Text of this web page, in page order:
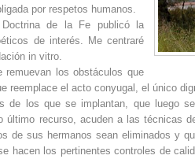
por respetos humanos.
Doctrina de la Fe publicó la
de interés. Me centraré
in vitro.
remuevan los obstáculos que
reemplace el acto conyugal, el único
los que se implantan, que luego
último recurso, acuden a las técnicas
de sus hermanos sean eliminados y
hacen los pertinentes controles de